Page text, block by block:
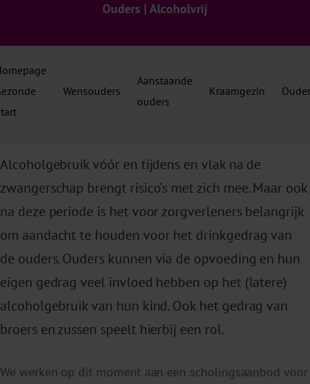
Ouders | Alcoholvrij
Wensouders
Aanstaande
ouders
Kraamgezin
Alcoholgebruik vóór en tijdens en vlak na de
zwangerschap brengt risico’s met zich mee. Maar ook
na deze periode is het voor zorgverleners belangrijk
om aandacht te houden voor het drinkgedrag van
de ouders. Ouders kunnen via de opvoeding en hun
eigen gedrag veel invloed hebben op het (latere)
alcoholgebruik van hun kind. Ook het gedrag van
broers en zussen speelt hierbij een rol.
We werken op dit moment aan een scholingsaanbod voor